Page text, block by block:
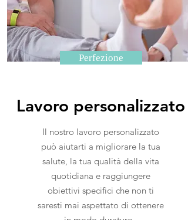
Perfezione
Lavoro personalizzato
Il nostro lavoro personalizzato
può aiutarti a migliorare la tua
salute, la tua qualità della vita
quotidiana e raggiungere
obiettivi specifici che non ti
saresti mai aspettato di ottenere